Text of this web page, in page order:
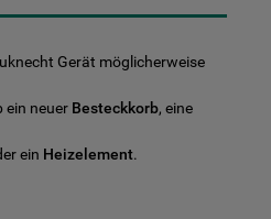
Gerät möglicherweise
ein neuer Besteckkorb, eine
ein Heizelement.